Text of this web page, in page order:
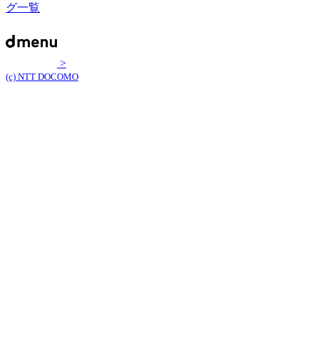
グ一覧
>
(c) NTT DOCOMO